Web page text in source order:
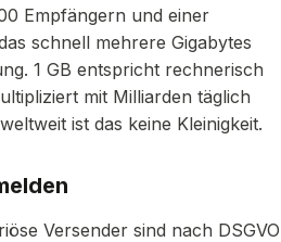
Empfängern und einer
schnell mehrere Gigabytes
1 GB entspricht rechnerisch
mit Milliarden täglich
ist das keine Kleinigkeit.
Versender sind nach DSGVO